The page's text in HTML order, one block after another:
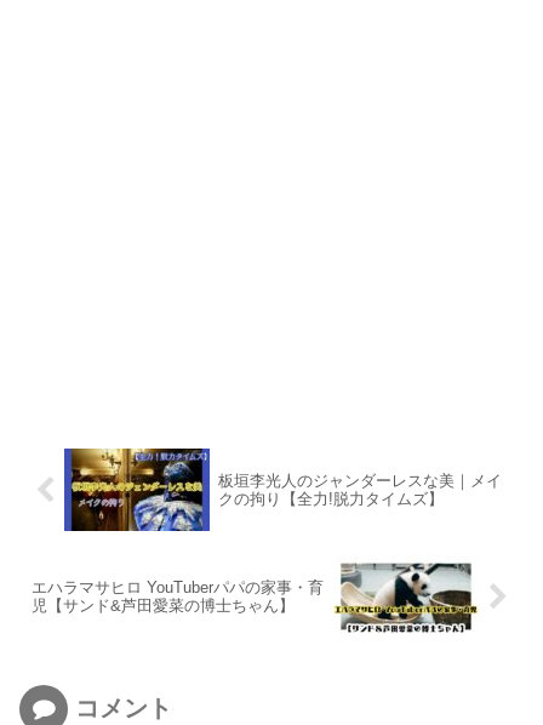
板垣李光人のジャンダーレスな美｜メイ
クの拘り【全力!脱力タイムズ】
エハラマサヒロ YouTuberパパの家事・育
児【サンド&芦田愛菜の博士ちゃん】
コメント